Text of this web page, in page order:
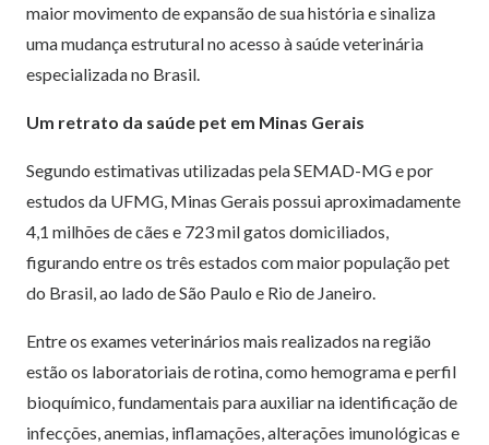
maior movimento de expansão de sua história e sinaliza
uma mudança estrutural no acesso à saúde veterinária
especializada no Brasil.
Um retrato da saúde pet em Minas Gerais
Segundo estimativas utilizadas pela SEMAD-MG e por
estudos da UFMG, Minas Gerais possui aproximadamente
4,1 milhões de cães e 723 mil gatos domiciliados,
figurando entre os três estados com maior população pet
do Brasil, ao lado de São Paulo e Rio de Janeiro.
Entre os exames veterinários mais realizados na região
estão os laboratoriais de rotina, como hemograma e perfil
bioquímico, fundamentais para auxiliar na identificação de
infecções, anemias, inflamações, alterações imunológicas e